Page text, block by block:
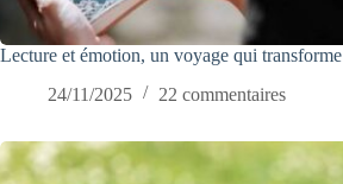
Lecture et émotion, un voyage qui transforme
24/11/2025
22 commentaires